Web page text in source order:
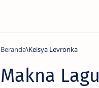
Beranda Keisya Levronka
Makna